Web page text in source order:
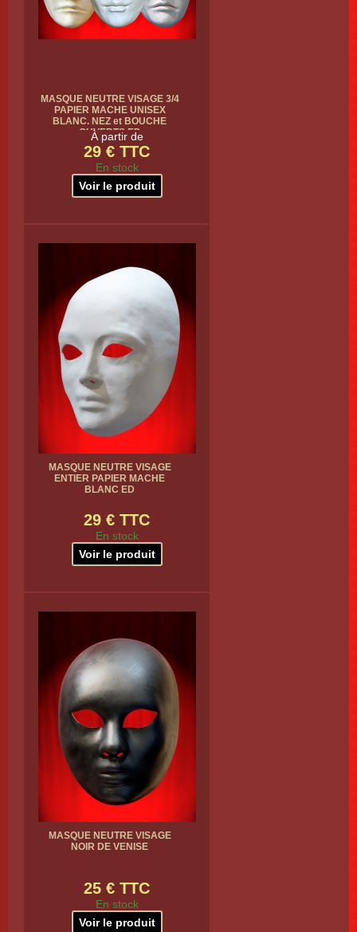
MASQUE NEUTRE VISAGE 3/4
PAPIER MACHE UNISEX
BLANC. NEZ et BOUCHE
OUVERTS ED
À partir de
29 € TTC
En stock
Voir le produit
MASQUE NEUTRE VISAGE
ENTIER PAPIER MACHE
BLANC ED
29 € TTC
En stock
Voir le produit
MASQUE NEUTRE VISAGE
NOIR DE VENISE
25 € TTC
En stock
Voir le produit